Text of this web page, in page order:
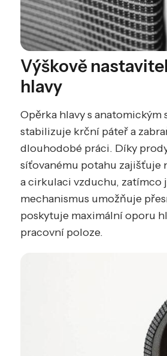
Výškově
hlavy
Opěrka hlavy s
stabilizuje krční páteř a
dlouhodobé práci. Díky
síťovanému potahu zajišťuje
a cirkulaci vzduchu,
mechanismus umožňuje
poskytuje maximální oporu
pracovní poloze.